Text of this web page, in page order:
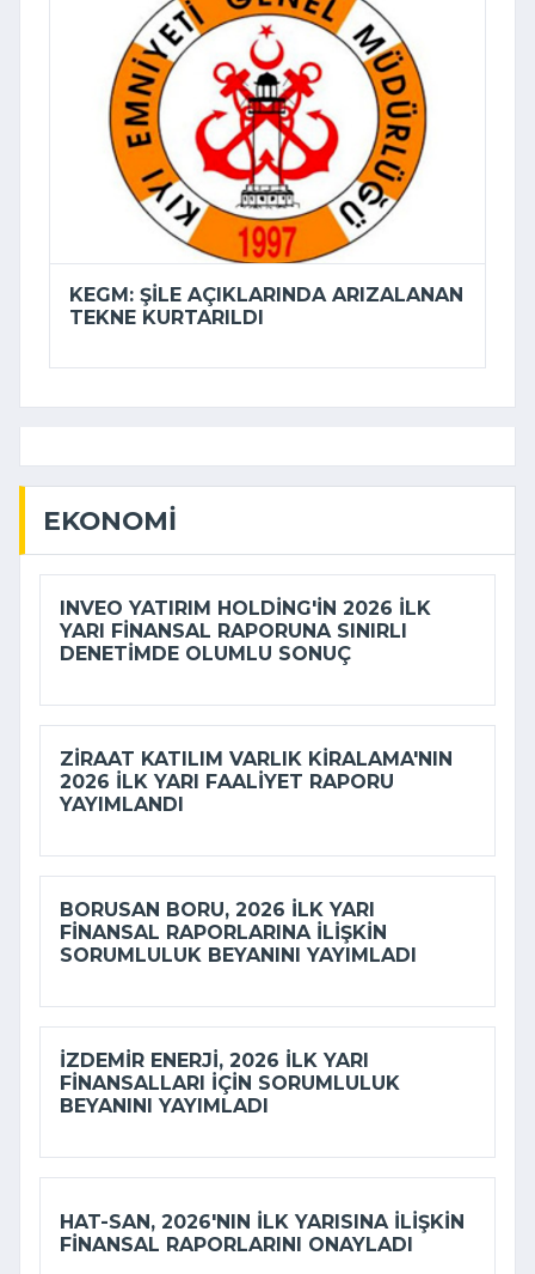
KEGM: ŞILE AÇIKLARINDA ARIZALANAN
TEKNE KURTARILDI
EKONOMI
INVEO YATIRIM HOLDING'IN 2026 ILK
YARI FINANSAL RAPORUNA SINIRLI
DENETIMDE OLUMLU SONUÇ
ZIRAAT KATILIM VARLIK KIRALAMA'NIN
2026 ILK YARI FAALIYET RAPORU
YAYIMLANDI
BORUSAN BORU, 2026 ILK YARI
FINANSAL RAPORLARINA ILIŞKIN
SORUMLULUK BEYANINI YAYIMLADI
İZDEMİR ENERJI, 2026 ILK YARI
FINANSALLARI IÇIN SORUMLULUK
BEYANINI YAYIMLADI
HAT-SAN, 2026'NIN ILK YARISINA ILIŞKIN
FINANSAL RAPORLARINI ONAYLADI